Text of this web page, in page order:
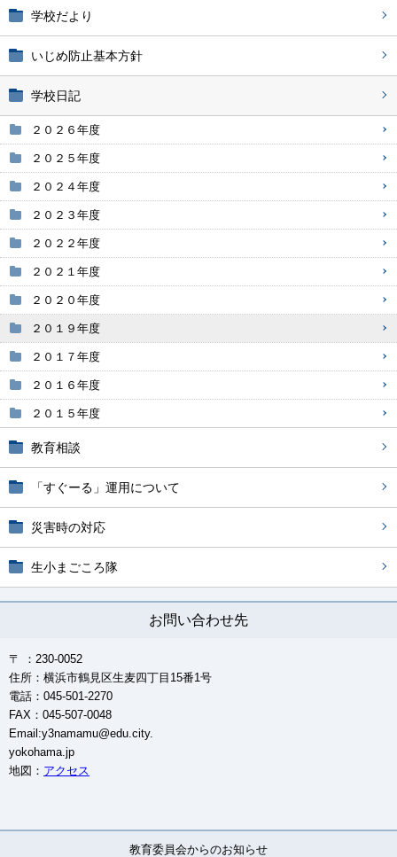
学校だより
いじめ防止基本方針
学校日記
２０２６年度
２０２５年度
２０２４年度
２０２３年度
２０２２年度
２０２１年度
２０２０年度
２０１９年度
２０１７年度
２０１６年度
２０１５年度
教育相談
「すぐーる」運用について
災害時の対応
生小まごころ隊
お問い合わせ先
〒 ：230-0052
住所：横浜市鶴見区生麦四丁目15番1号
電話：045-501-2270
FAX：045-507-0048
Email:y3namamu@edu.city.
yokohama.jp
地図： アクセス
教育委員会からのお知らせ